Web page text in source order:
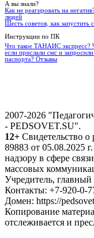
А вы знали?
Как не реагировать на
людей
Шесть советов, как запустить
Инструкции по ПК
Что такое ТАНАИС экспресс?
если прислали смс и
паспорта? Отзывы
2007-2026
- PEDSOVET.SU".
12+
89883 от 05.08.2025
надзору в сфере
массовых
Учредитель,
Контакты: +7-920-0-
Домен: https://
Копирование
отслеживается и